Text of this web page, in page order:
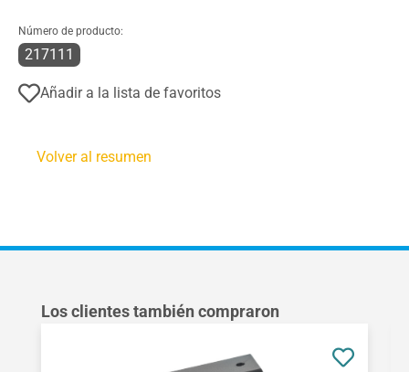
Número de producto:
217111
Añadir a la lista de favoritos
Volver al resumen
Omitir la galería de productos
Los clientes también compraron